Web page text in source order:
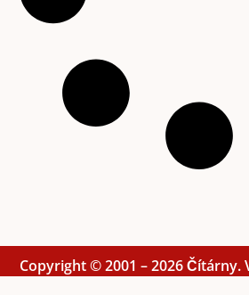
Copyright © 2001 – 2026 Čítárny.